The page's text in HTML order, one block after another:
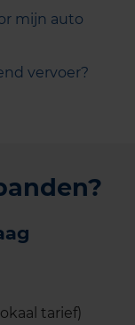
mijn auto
vervoer?
tarief)